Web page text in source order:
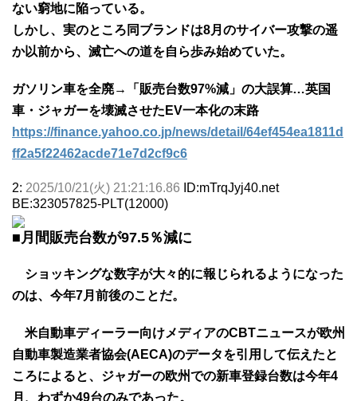
ない窮地に陥っている。
しかし、実のところ同ブランドは8月のサイバー攻撃の遥
か以前から、滅亡への道を自ら歩み始めていた。
ガソリン車を全廃→「販売台数97%減」の大誤算…英国
車・ジャガーを壊滅させたEV一本化の末路
https://finance.yahoo.co.jp/news/detail/64ef454ea1811d
ff2a5f22462acde71e7d2cf9c6
2: 2025/10/21(火) 21:21:16.86
ID:mTrqJyj40.net
BE:323057825-PLT(12000)
■月間販売台数が97.5％減に
ショッキングな数字が大々的に報じられるようになった
のは、今年7月前後のことだ。
米自動車ディーラー向けメディアのCBTニュースが欧州
自動車製造業者協会(AECA)のデータを引用して伝えたと
ころによると、ジャガーの欧州での新車登録台数は今年4
月、わずか49台のみであった。